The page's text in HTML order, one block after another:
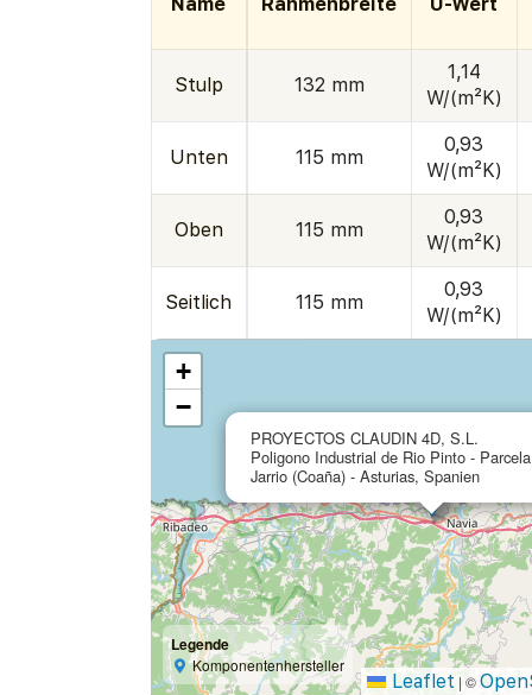
Name Rahmenbreite U-Wert
Stulp 132 mm
1,14
W/(m²K)
Unten 115 mm
0,93
W/(m²K)
Oben 115 mm
0,93
W/(m²K)
Seitlich 115 mm
0,93
W/(m²K)
PROYECTOS CLAUDIN 4D, S.L.
Poligono Industrial de Rio Pinto -
Jarrio (Coaña) - Asturias, Spanien
+
−
Legende
Komponentenhersteller
Leaflet | ©